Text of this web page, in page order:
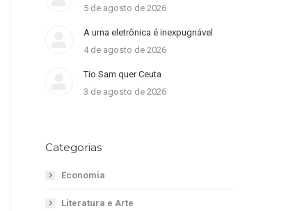
5 de agosto de 2026
A urna eletrônica é inexpugnável
4 de agosto de 2026
Tio Sam quer Ceuta
3 de agosto de 2026
Categorias
Economia
Literatura e Arte